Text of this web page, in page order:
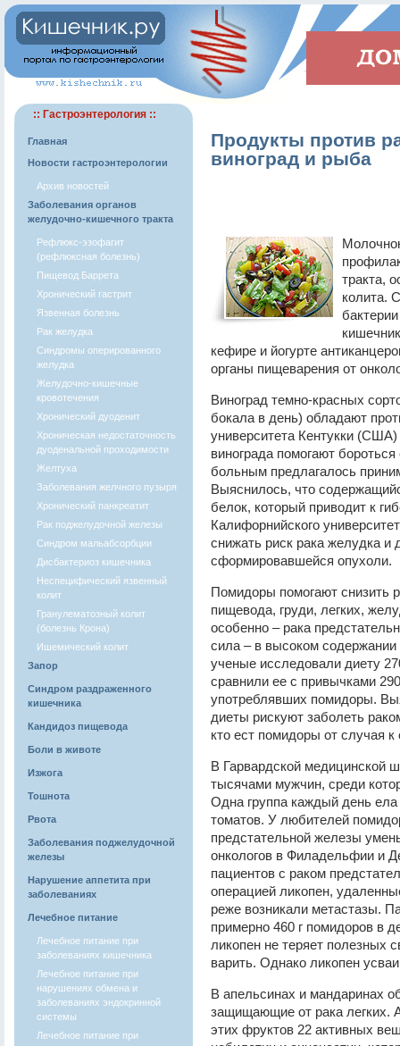
:: Гастроэнтерология ::
Главная
Новости гастроэнтерологии
Архив новостей
Заболевания органов
желудочно-кишечного тракта
Рефлюкс-эзофагит
(рефлюксная болезнь)
Пищевод Баррета
Хронический гастрит
Язвенная болезнь
Рак желудка
Синдромы оперированного
желудка
Желудочно-кишечные
кровотечения
Хронический дуоденит
Хроническая недостаточность
дуоденальной проходимости
Желтуха
Заболевания желчного пузыря
Хронический панкреатит
Рак поджелудочной железы
Синдром мальабсорбции
Дисбактериоз кишечника
Неспецифический язвенный
колит
Гранулематозный колит
(болезнь Крона)
Ишемический колит
Запор
Синдром раздраженного
кишечника
Кандидоз пищевода
Боли в животе
Изжога
Тошнота
Рвота
Заболевания поджелудочной
железы
Нарушение аппетита при
заболеваниях
Лечебное питание
Лечебное питание при
заболеваниях кишечника
Лечебное питание при
нарушениях обмена и
заболеваниях эндокринной
системы
Лечебное питание при
Продукты против
виноград и рыба
тракта,
колита.
кефире и йогурте
органы пищеварения от
Виноград темно-красных
бокала в день) обладают
университета Кентукки (США)
винограда помогают
больным предлагалось
Выяснилось, что
белок, который приводит к
Калифорнийского
снижать риск рака желудка и
сформировавшейся опухоли.
Помидоры помогают снизить
пищевода, груди, легких,
особенно – рака
сила – в высоком содержании
ученые исследовали диету
сравнили ее с привычками
употреблявших помидоры.
диеты рискуют заболеть
кто ест помидоры от случая
В Гарвардской медицинской
тысячами мужчин, среди
Одна группа каждый день
томатов. У любителей
предстательной железы
онкологов в Филадельфии и
пациентов с раком
операцией ликопен,
реже возникали метастазы.
примерно 460 г помидоров в
ликопен не теряет полезных
варить. Однако ликопен
В апельсинах и мандаринах
защищающие от рака легких.
этих фруктов 22 активных